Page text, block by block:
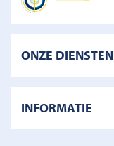
ONZE DIENSTEN
INFORMATIE